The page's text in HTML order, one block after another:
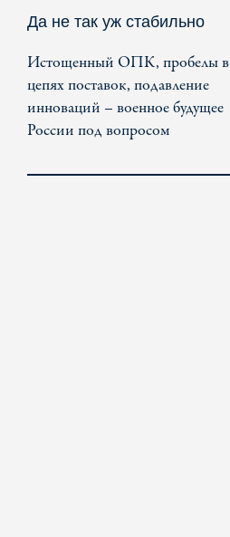
Да не так уж стабильно
Истощенный ОПК, пробелы в
цепях поставок, подавление
инноваций – военное будущее
России под вопросом